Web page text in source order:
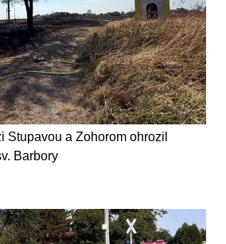
Stupavou a Zohorom ohrozil
Barbory